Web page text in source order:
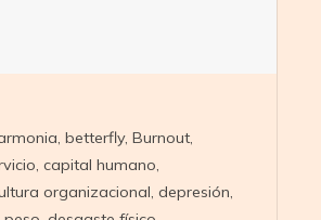
, betterfly, Burnout,
, capital humano,
organizacional, depresión,